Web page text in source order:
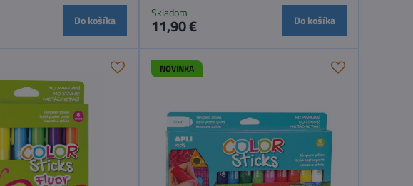
Do košíka
Skladom
11,90 € Do košíka
NOVINKA